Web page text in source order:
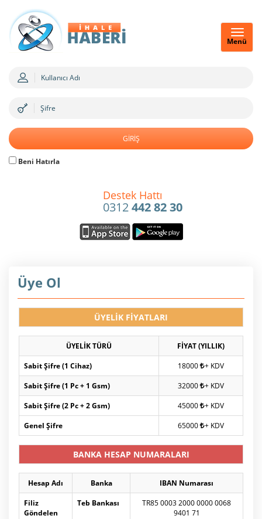
Menü
Beni Hatırla
Destek Hattı
0312442 82 30
Üye Ol
ÜYELİK FİYATLARI
ÜYELİK TÜRÜ
FİYAT (YILLIK)
Sabit Şifre (1 Cihaz)
18000 + KDV
Sabit Şifre (1 Pc + 1 Gsm)
32000 + KDV
Sabit Şifre (2 Pc + 2 Gsm)
45000 + KDV
Genel Şifre
65000 + KDV
BANKA HESAP NUMARALARI
Hesap Adı Banka
IBAN Numarası
Filiz
Göndelen
Teb Bankası
TR85 0003 2000 0000 0068
9401 71